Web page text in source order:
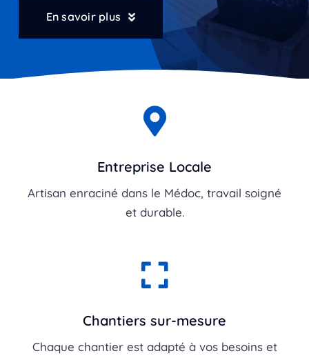
En savoir plus
Entreprise Locale
Artisan enraciné dans le Médoc, travail soigné
et durable.
Chantiers sur-mesure
Chaque chantier est adapté à vos besoins et